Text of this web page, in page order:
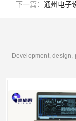
下一篇： 通州电子
Development, design,